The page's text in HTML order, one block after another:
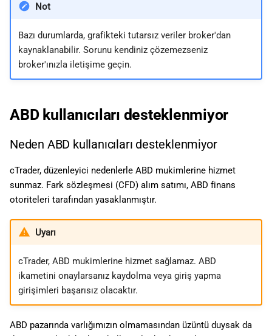
Not
Bazı durumlarda, grafikteki tutarsız veriler broker'dan
kaynaklanabilir. Sorunu kendiniz çözemezseniz
broker'ınızla iletişime geçin.
ABD kullanıcıları desteklenmiyor
Neden ABD kullanıcıları desteklenmiyor
cTrader, düzenleyici nedenlerle ABD mukimlerine hizmet
sunmaz. Fark sözleşmesi (CFD) alım satımı, ABD finans
otoriteleri tarafından yasaklanmıştır.
Uyarı
cTrader, ABD mukimlerine hizmet sağlamaz. ABD
ikametini onaylarsanız kaydolma veya giriş yapma
girişimleri başarısız olacaktır.
ABD pazarında varlığımızın olmamasından üzüntü duysak da